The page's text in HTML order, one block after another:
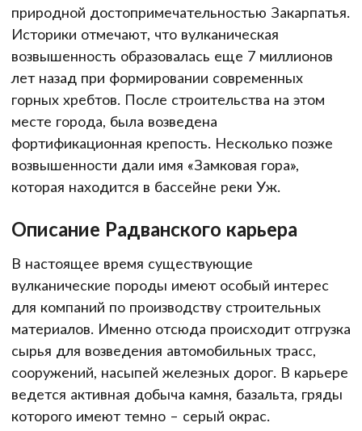
природной достопримечательностью Закарпатья.
Историки отмечают, что вулканическая
возвышенность образовалась еще 7 миллионов
лет назад при формировании современных
горных хребтов. После строительства на этом
месте города, была возведена
фортификационная крепость. Несколько позже
возвышенности дали имя «Замковая гора»,
которая находится в бассейне реки Уж.
Описание Радванского карьера
В настоящее время существующие
вулканические породы имеют особый интерес
для компаний по производству строительных
материалов. Именно отсюда происходит отгрузка
сырья для возведения автомобильных трасс,
сооружений, насыпей железных дорог. В карьере
ведется активная добыча камня, базальта, гряды
которого имеют темно – серый окрас.